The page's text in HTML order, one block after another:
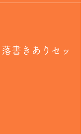
書きありセッ